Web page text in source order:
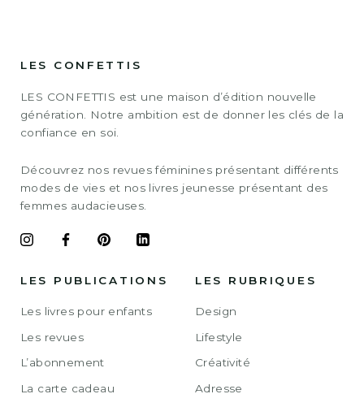
LES CONFETTIS
LES CONFETTIS est une maison d’édition nouvelle
génération. Notre ambition est de donner les clés de la
confiance en soi.
Découvrez nos revues féminines présentant différents
modes de vies et nos livres jeunesse présentant des
femmes audacieuses.
LES PUBLICATIONS
Les livres pour enfants
Les revues
L’abonnement
La carte cadeau
LES RUBRIQUES
Design
Lifestyle
Créativité
Adresse